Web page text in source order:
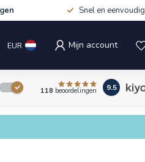
Snel en eenvoudig
EUR Mijn account
118 beoordelingen 9.5